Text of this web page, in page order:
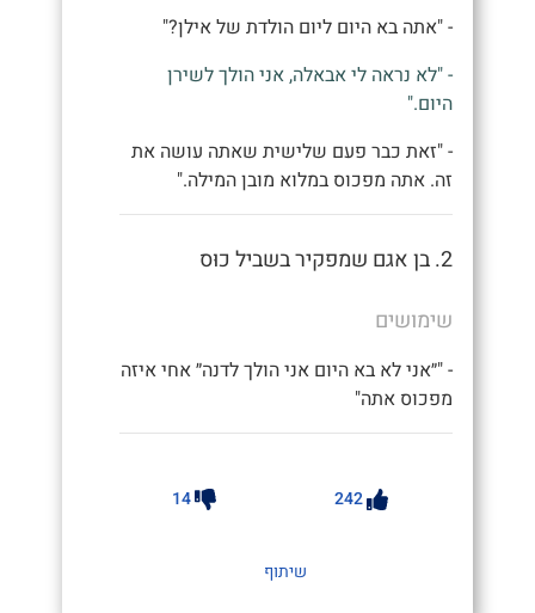
- "אתה בא היום ליום הולדת של אילן?"
- "לא נראה לי אבאלה, אני הולך לשירן
היום."
- "זאת כבר פעם שלישית שאתה עושה את
זה. אתה מפכוס במלוא מובן המילה."
2. בן אגם שמפקיר בשביל כוּס
שימושים
- "״אני לא בא היום אני הולך לדנה״ אחי איזה
מפכוס אתה"
242
14
שיתוף